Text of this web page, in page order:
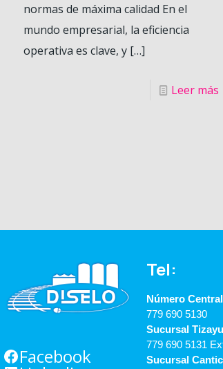
normas de máxima calidad En el
mundo empresarial, la eficiencia
operativa es clave, y […]
Leer más
Facebook
Tel:
Número
779 690 5130
Sucursal
779 690 5131
Sucursal